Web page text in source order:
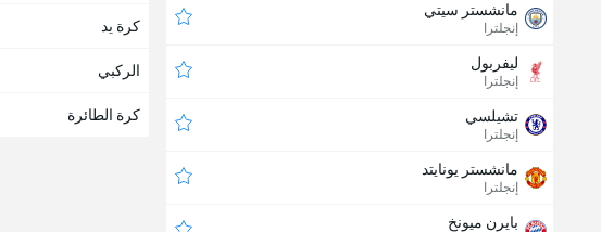
كرة يد
الركبي
كرة الطائرة
مانشستر سيتي
إنجلترا
ليفربول
إنجلترا
تشيلسي
إنجلترا
مانشستر يونايتد
إنجلترا
بايرن ميونخ